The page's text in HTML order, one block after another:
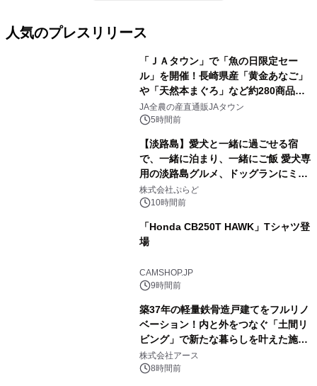
人気のプレスリリース
「ＪＡタウン」で「魚の日限定セー
ル」を開催！長崎県産「黄金あなご」
や「天然本まぐろ」など約280商品を
販売！～毎月１０日の定例企画～
JA全農の産直通販JAタウン
5時間前
【淡路島】愛犬と一緒に過ごせる宿
で、一緒に泊まり、一緒にご飯 愛犬専
用の淡路島グルメ、ドッグランにミニ
プール グランピングとトレーラーハウ
スの2施設で
株式会社ぷらど
10時間前
「Honda CB250T HAWK」Tシャツ登
場
CAMSHOP.JP
9時間前
築37年の軽量鉄骨造戸建てをフルリノ
ベーション！内と外をつなぐ「土間リ
ビング」で新たな暮らしを叶えた施工
事例を株式会社アースが公開
株式会社アース
8時間前